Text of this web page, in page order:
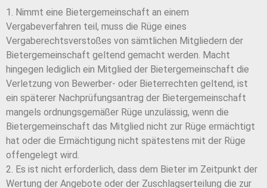
1. Nimmt eine Bietergemeinschaft an einem
Vergabeverfahren teil, muss die Rüge eines
Vergaberechtsverstoßes von sämtlichen Mitgliedern der
Bietergemeinschaft geltend gemacht werden. Macht
hingegen lediglich ein Mitglied der Bietergemeinschaft die
Verletzung von Bewerber- oder Bieterrechten geltend, ist
ein späterer Nachprüfungsantrag der Bietergemeinschaft
mangels ordnungsgemäßer Rüge unzulässig, wenn die
Bietergemeinschaft das Mitglied nicht zur Rüge ermächtigt
hat oder die Ermächtigung nicht spätestens mit der Rüge
offengelegt wird.
2. Es ist nicht erforderlich, dass dem Bieter im Zeitpunkt der
Wertung der Angebote oder der Zuschlagserteilung die zur